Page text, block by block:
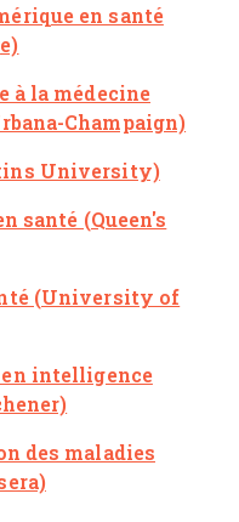
en santé
à la médecine
Champaign)
University)
santé (Queen's
(University of
intelligence
des maladies